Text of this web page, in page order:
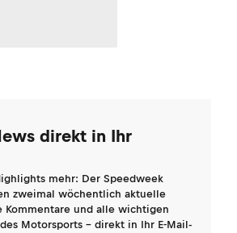
direkt in Ihr
mehr: Der Speedweek
zweimal wöchentlich aktuelle
Kommentare und alle wichtigen
Motorsports - direkt in Ihr E-Mail-